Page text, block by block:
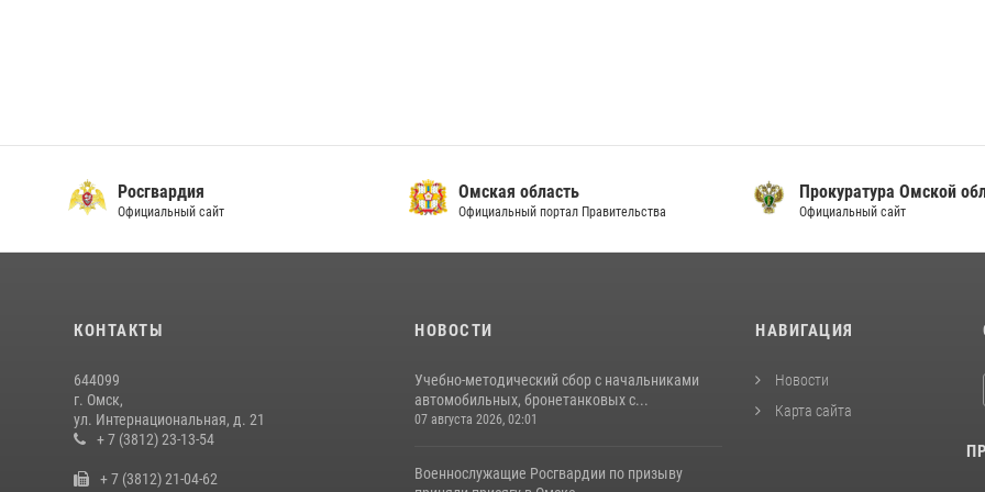
Росгвардия
Официальный сайт
Омская область
Официальный портал Правительства
Прокуратура Омской
Официальный сайт
КОНТАКТЫ
644099
г. Омск,
ул. Интернациональная, д. 21
+ 7 (3812) 23-13-54
+ 7 (3812) 21-04-62
НОВОСТИ
Учебно-методический сбор с начальниками
автомобильных, бронетанковых с...
07 августа 2026, 02:01
Военнослужащие Росгвардии по призыву
НАВИГАЦИЯ
Новости
Карта сайта